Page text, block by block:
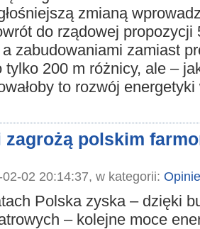
zmianą
do rządowej propozycji
zabudowaniami zamiast
tylko 200 m różnicy, ale –
to rozwój
polskim
02 20:14:37, w kategorii: Opinie
Polska zyska – dzięki
– kolejne moce